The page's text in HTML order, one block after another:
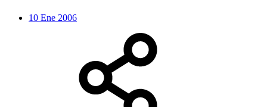
10 Ene 2006